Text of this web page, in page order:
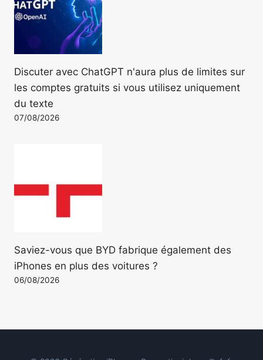
Discuter avec ChatGPT n'aura plus de limites sur
les comptes gratuits si vous utilisez uniquement
du texte
07/08/2026
Saviez-vous que BYD fabrique également des
iPhones en plus des voitures ?
06/08/2026